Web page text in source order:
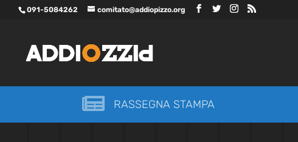
091-5084262 comitato@addiopizzo.org
 RASSEGNA STAMPA